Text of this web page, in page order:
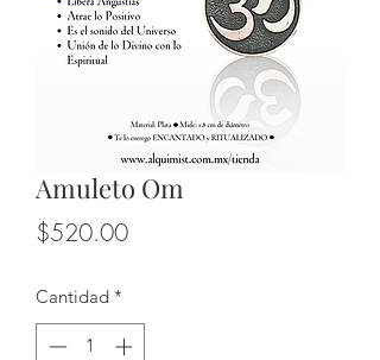
Amuleto Om
$520.00Precio
Cantidad *